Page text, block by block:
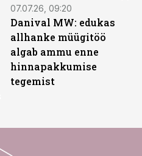
07.07.26, 09:20
Danival MW: edukas
allhanke müügitöö
algab ammu enne
hinnapakkumise
tegemist